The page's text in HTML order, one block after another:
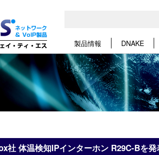
製品情報 DNAKE
社 体温検知IPインターホン R29C-Bを発